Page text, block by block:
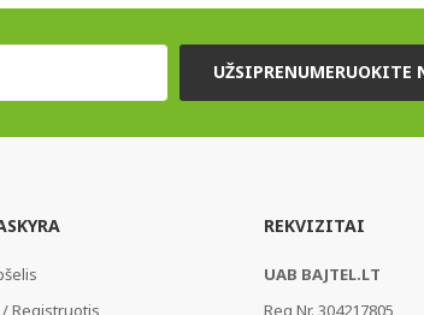
UŽSIPRENUMERUOKITE
Registruotis
REKVIZITAI
UAB BAJTEL.LT
Reg Nr. 304217805